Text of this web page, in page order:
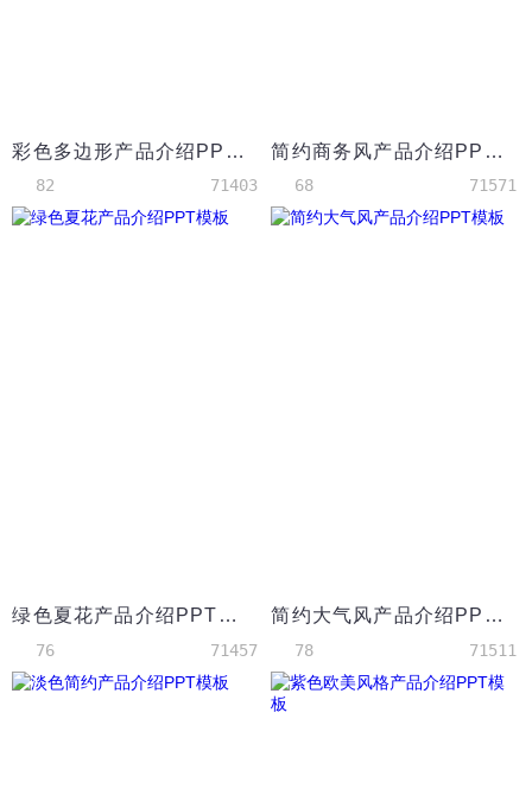
彩色多边形产品介绍PPT模板
82 71403
简约商务风产品介绍PPT模板
68 71571
绿色夏花产品介绍PPT模板
76 71457
简约大气风产品介绍PPT模板
78 71511